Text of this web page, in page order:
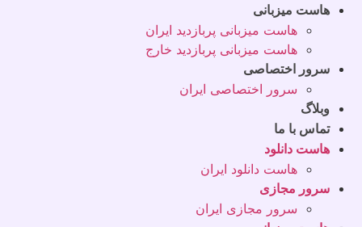
هاست میزبانی
هاست میزبانی پربازدید ایران
هاست میزبانی پربازدید خارج
سرور اختصاصی
سرور اختصاصی ایران
وبلاگ
تماس با ما
هاست دانلود
هاست دانلود ایران
سرور مجازی
سرور مجازی ایران